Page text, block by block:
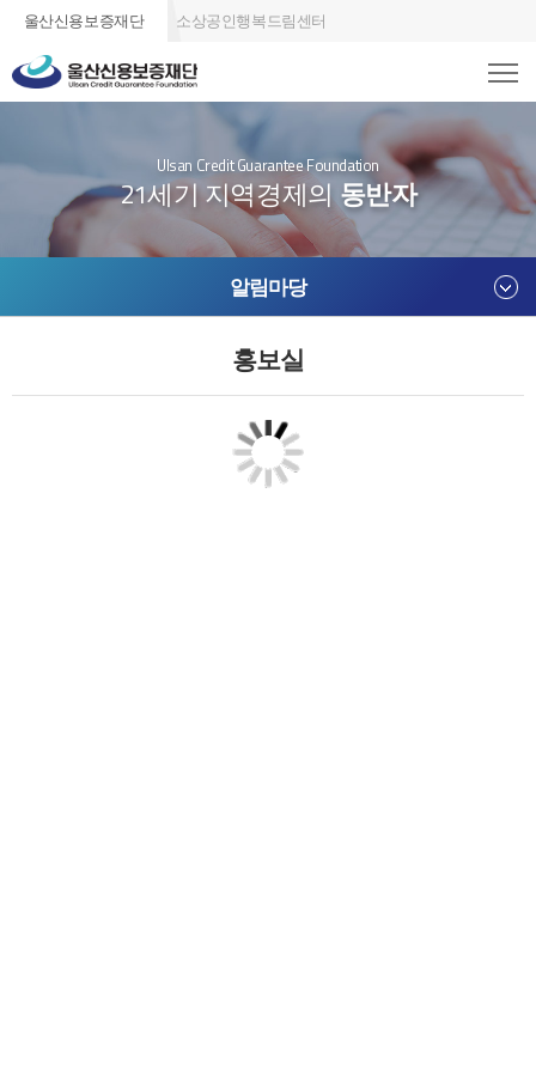
울산신용보증재단 소상공인행복드림센터
Ulsan Credit Guarantee Foundation
21세기 지역경제의동반자
알림마당
홍보실